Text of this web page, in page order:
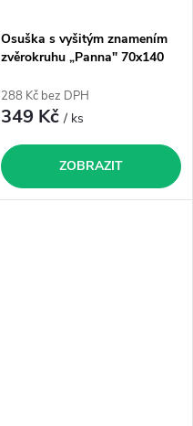
Osuška s vyšitým znamením
zvěrokruhu „Panna" 70x140
288 Kč bez DPH
349 Kč/ ks
ZOBRAZIT